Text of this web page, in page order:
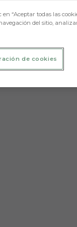
“Aceptar todas las
del sitio,
de cookies